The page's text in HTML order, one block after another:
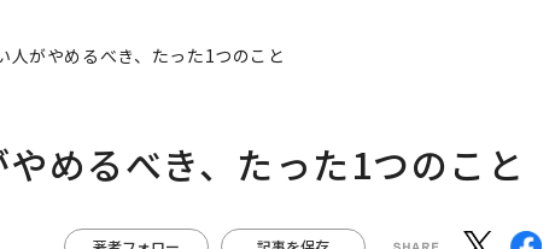
人がやめるべき、たった1つのこと
めるべき、たった1つのこと